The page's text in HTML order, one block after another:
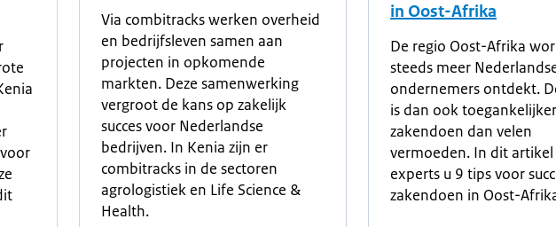
Via combitracks werken overheid
en bedrijfsleven samen aan
projecten in opkomende
markten. Deze samenwerking
vergroot de kans op zakelijk
succes voor Nederlandse
bedrijven. In Kenia zijn er
combitracks in de sectoren
agrologistiek en Life Science &
Health.
in Oost-Afrika
De regio Oost-Afrika
steeds meer
ondernemers ontdekt.
is dan ook
zakendoen dan velen
vermoeden. In dit artikel
experts u 9 tips voor
zakendoen in Oost-